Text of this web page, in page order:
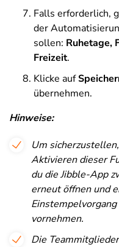
Falls erforderlich,
der
sollen: Ruhetage,
Freizeit.
Klicke auf
übernehmen.
Hinweise:
Um
Aktivieren dieser
du die Jibble-App
erneut öffnen und
vornehmen.
Die